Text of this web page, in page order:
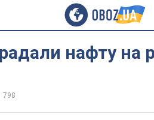
нафту на
798